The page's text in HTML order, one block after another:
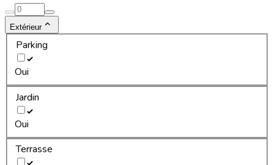
Extérieur
Parking
Oui
Jardin
Oui
Terrasse